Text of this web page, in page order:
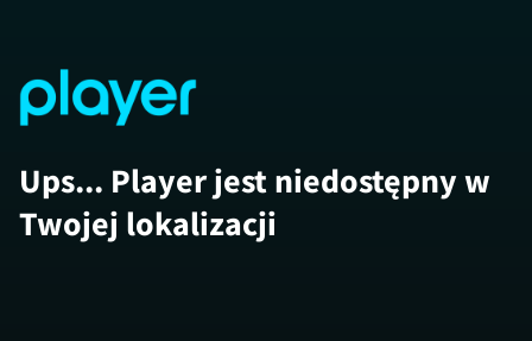
Ups... Player jest niedostępny w
Twojej lokalizacji